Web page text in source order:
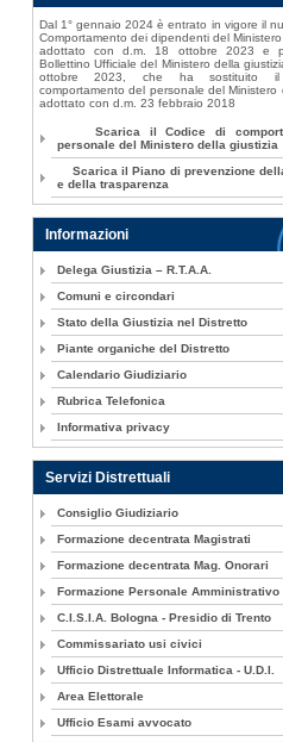
Dal 1° gennaio 2024 è entrato in vigore il
Comportamento dei dipendenti del
adottato con d.m. 18 ottobre 2023 e
Bollettino Ufficiale del Ministero della
ottobre 2023, che ha sostituito
comportamento del personale del Ministero
adottato con d.m. 23 febbraio 2018
Scarica il Codice di
personale del Ministero della giustizia
Scarica il Piano di prevenzione
e della trasparenza
Informazioni
Delega Giustizia – R.T.A.A.
Comuni e circondari
Stato della Giustizia nel Distretto
Piante organiche del Distretto
Calendario Giudiziario
Rubrica Telefonica
Informativa privacy
Servizi Distrettuali
Consiglio Giudiziario
Formazione decentrata Magistrati
Formazione decentrata Mag. Onorari
Formazione Personale Amministrativo
C.I.S.I.A. Bologna - Presidio di Trento
Commissariato usi civici
Ufficio Distrettuale Informatica - U.D.I.
Area Elettorale
Ufficio Esami avvocato